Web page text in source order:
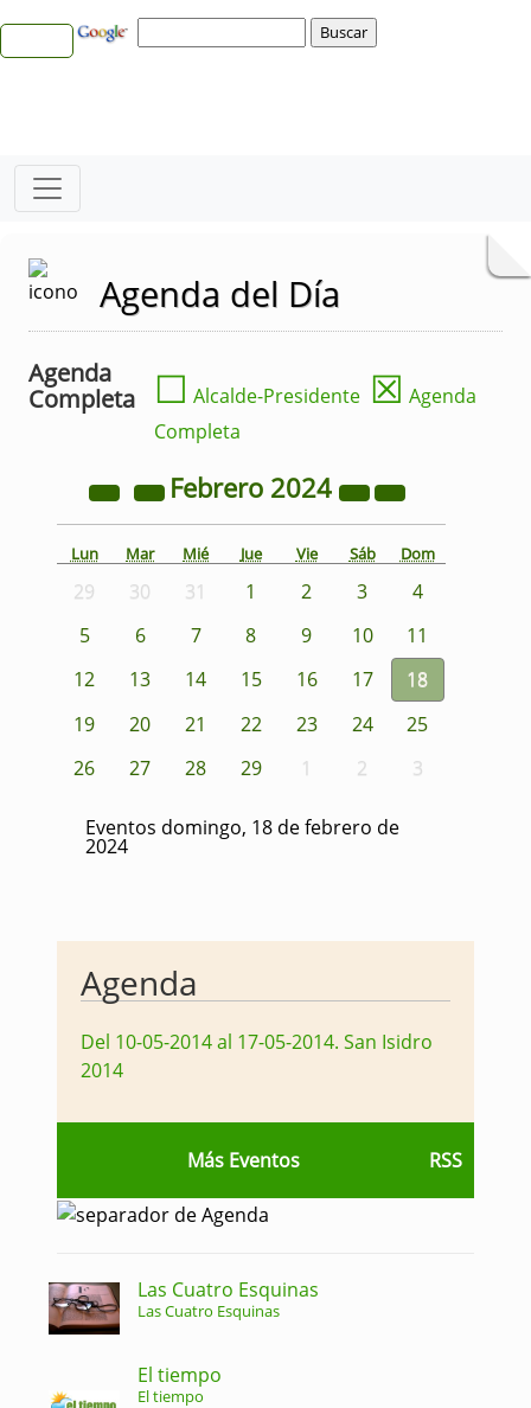
Agenda del Día
Agenda
Completa
☐ Alcalde-Presidente ☒ Agenda
Completa
Febrero 2024
Lun Mar Mié Jue Vie Sáb Dom
29 30 31 1 2 3
4
5
6 7 8 9 10
11
12
13 14 15 16 17
18
19
20 21 22 23 24
25
26
27 28 29 1 2 3
Eventos domingo, 18 de febrero de
2024
Agenda
Del 10-05-2014 al 17-05-2014. San Isidro
2014
Más Eventos RSS
Las Cuatro Esquinas
Las Cuatro Esquinas
El tiempo
El tiempo